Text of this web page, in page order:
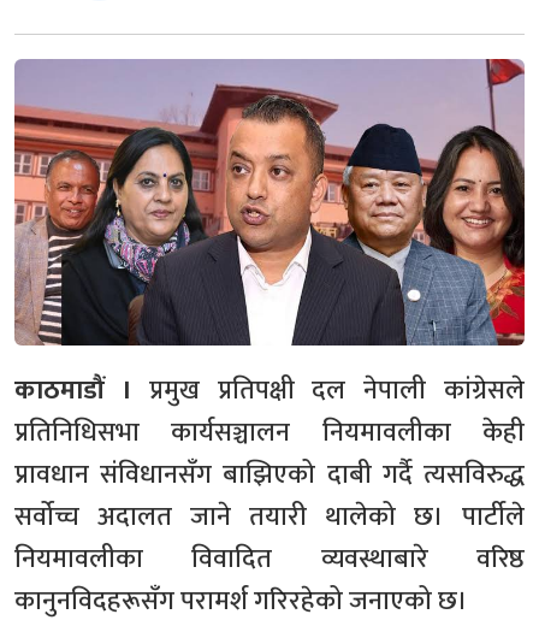
काठमाडौं । प्रमुख प्रतिपक्षी दल नेपाली कांग्रेसले
प्रतिनिधिसभा कार्यसञ्चालन नियमावलीका केही
प्रावधान संविधानसँग बाझिएको दाबी गर्दै त्यसविरुद्ध
सर्वोच्च अदालत जाने तयारी थालेको छ। पार्टीले
नियमावलीका विवादित व्यवस्थाबारे वरिष्ठ
कानुनविदहरूसँग परामर्श गरिरहेको जनाएको छ।